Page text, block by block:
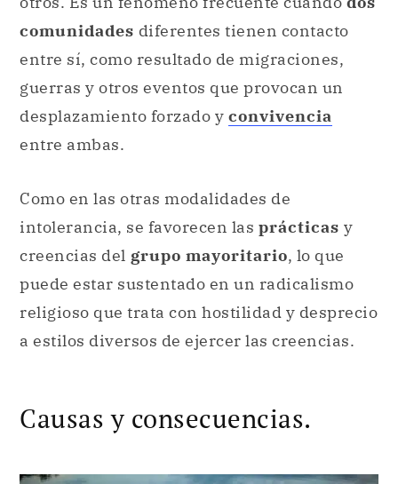
comunidades diferentes tienen contacto
entre sí, como resultado de migraciones,
guerras y otros eventos que provocan un
desplazamiento forzado y convivencia
entre ambas.
Como en las otras modalidades de
intolerancia, se favorecen las prácticas y
creencias del grupo mayoritario, lo que
puede estar sustentado en un radicalismo
religioso que trata con hostilidad y desprecio
a estilos diversos de ejercer las creencias.
Causas y consecuencias.